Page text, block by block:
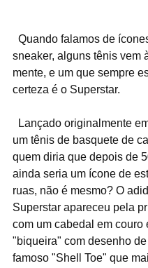
sneaker, alguns tênis vem
mente, e um que sempre
certeza é o Superstar.
um tênis de basquete de
quem diria que depois de
ainda seria um ícone de
ruas, não é mesmo? O
Superstar apareceu pela
com um cabedal em couro
"biqueira" com desenho
famoso "Shell Toe" que